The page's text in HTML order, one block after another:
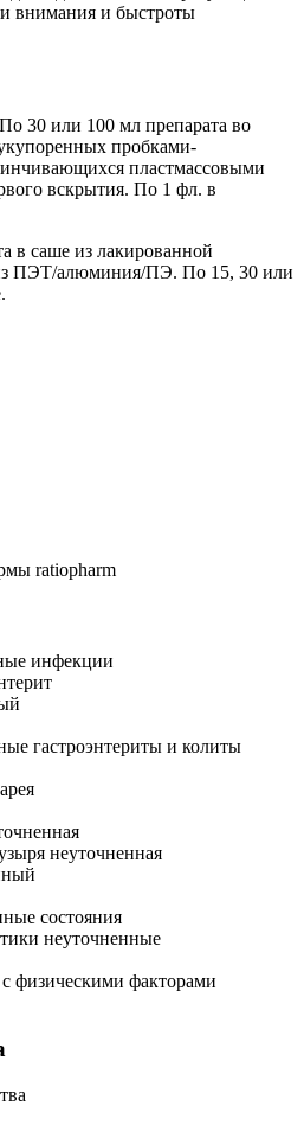
внимания и быстроты
По 30 или 100 мл препарата во
пробками-
пластмассовыми
вскрытия. По 1 фл. в
в саше из лакированной
ПЭТ/алюминия/ПЭ. По 15, 30 или
ratiopharm
инфекции
гастроэнтериты и колиты
неуточненная
состояния
неуточненные
физическими факторами